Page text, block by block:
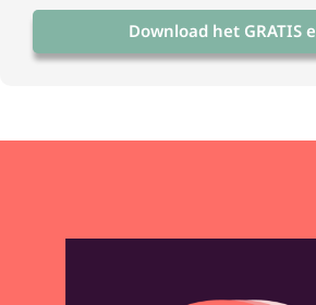
Download het GRATIS